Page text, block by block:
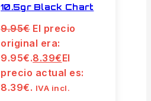
10.5gr Black Chart
9.95€ El precio
original era:
9.95€.8.39€El
precio actual es:
8.39€. IVA incl.